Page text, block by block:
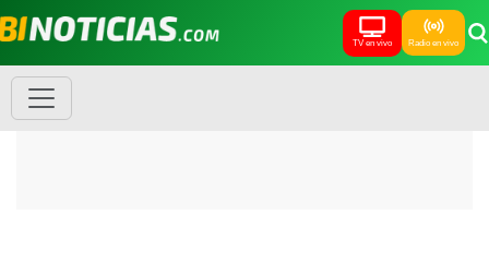
TV en vivo Radio en vivo